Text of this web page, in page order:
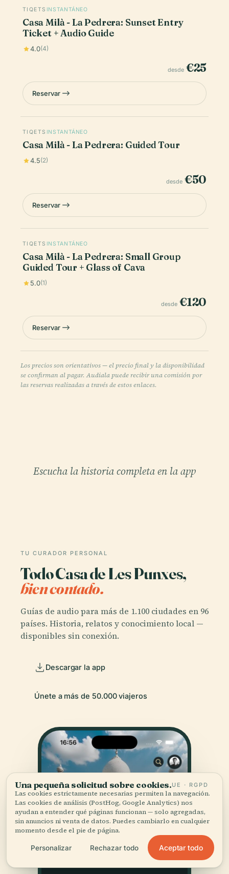
TIQETS INSTANTÁNEO
Casa Milà - La Pedrera: Sunset Entry
Ticket + Audio Guide
4.0(4)
desde €25
Reservar
TIQETS INSTANTÁNEO
Casa Milà - La Pedrera: Guided Tour
4.5(2)
desde €50
Reservar
TIQETS INSTANTÁNEO
Casa Milà - La Pedrera: Small Group
Guided Tour + Glass of Cava
5.0(1)
desde €120
Reservar
Los precios son orientativos — el precio final y la disponibilidad
se confirman al pagar. Audiala puede recibir una comisión por
las reservas realizadas a través de estos enlaces.
Escucha la historia completa en la app
TU CURADOR PERSONAL
Todo Casa de Les Punxes,
bien contado.
Guías de audio para más de 1.100 ciudades en 96
países. Historia, relatos y conocimiento local —
disponibles sin conexión.
Descargar la app
Únete a más de 50.000 viajeros
Una pequeña solicitud sobre cookies.UE · RGPD
Las cookies estrictamente necesarias permiten la navegación.
Las cookies de análisis (PostHog, Google Analytics) nos
ayudan a entender qué páginas funcionan — solo agregadas,
sin anuncios ni venta de datos. Puedes cambiarlo en cualquier
momento desde el pie de página.
Personalizar Rechazar todo Aceptar todo